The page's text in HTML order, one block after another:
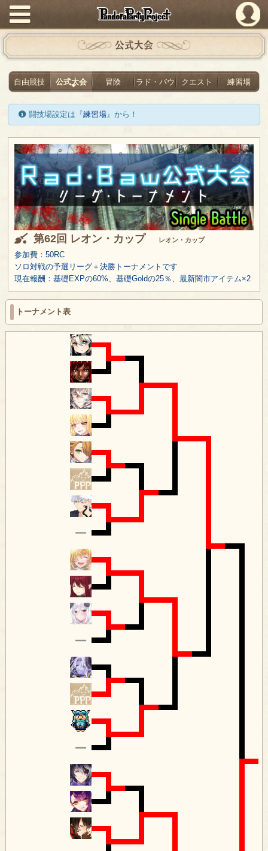
PandoraPartyProject
公式大会
自由競技 公式大会 冒険 ラド・バウ クエスト 練習場
闘技場設定は『練習場』から！
第62回 レオン・カップ レオン・カップ
参加費：50RC
ソロ対戦の予選リーグ＋決勝トーナメントです
現在報酬：基礎EXPの60%、基礎Goldの25％、最新闇市アイテム×2
トーナメント表